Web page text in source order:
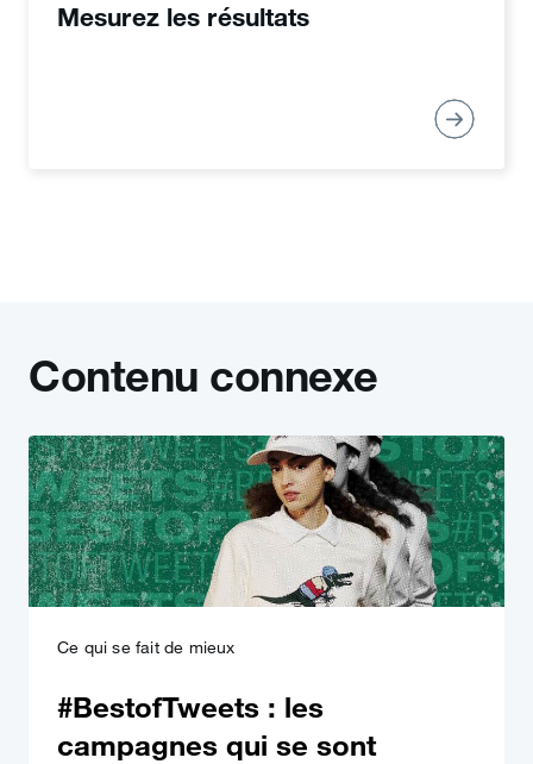
Mesurez les résultats
Contenu connexe
Ce qui se fait de mieux
#BestofTweets : les
campagnes qui se sont